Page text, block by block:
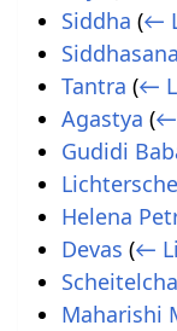
Siddha (←
Siddhasana
Tantra (←
Agastya (←
Gudidi
Helena
Devas (←
Maharishi